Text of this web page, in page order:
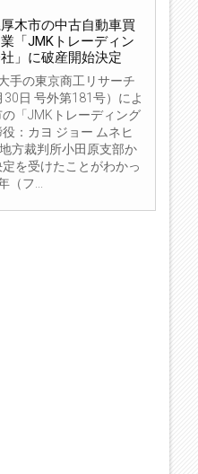
木市の中古自動車買
「JMKトレーディン
」に破産開始決定
手の東京商工リサーチ
日 号外第181号）によ
「JMKトレーディング
：カヨ ジョー ムネヒ
方裁判所小田原支部か
を受けたことがわかっ
フ...